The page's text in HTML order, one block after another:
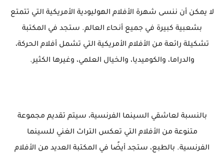
لا يمكن أن ننسى شهرة الأفلام الهوليودية الأمريكية التي تتمتع
بشعبية كبيرة في جميع أنحاء العالم. ستجد في المكتبة
تشكيلة رائعة من الأفلام الأمريكية التي تشمل أفلام الحركة،
والدراما، والكوميديا، والخيال العلمي، وغيرها الكثير.
بالنسبة لعاشقي السينما الفرنسية، سيتم تقديم مجموعة
متنوعة من الأفلام التي تعكس التراث الغني للسينما
الفرنسية. بالطبع، ستجد أيضًا في المكتبة العديد من الأفلام